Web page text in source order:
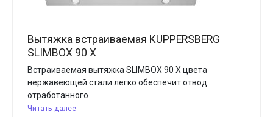
Вытяжка встраиваемая KUPPERSBERG
SLIMBOX 90 X
Встраиваемая вытяжка SLIMBOX 90 X цвета
нержавеющей стали легко обеспечит отвод
отработанного
Читать далее